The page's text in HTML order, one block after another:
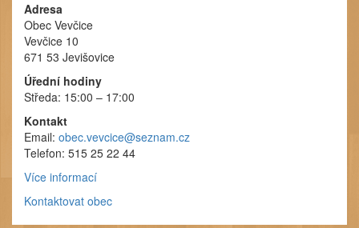
Adresa
Obec Vevčice
Vevčice 10
671 53 Jevišovice
Úřední hodiny
Středa: 15:00 – 17:00
Kontakt
Email: obec.vevcice@seznam.cz
Telefon: 515 25 22 44
Více informací
Kontaktovat obec